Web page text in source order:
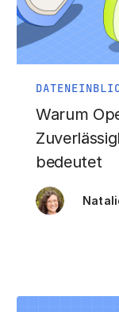
Warum
bedeutet